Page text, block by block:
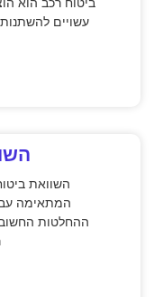
עשויים
השוואת
המתאימה
ההחלטות